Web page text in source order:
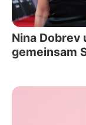
Nina Dobrev
gemeinsam